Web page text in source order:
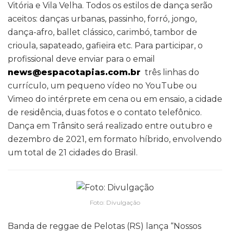
Vitória e Vila Velha. Todos os estilos de dança serão
aceitos: danças urbanas, passinho, forró, jongo,
dança-afro, ballet clássico, carimbó, tambor de
crioula, sapateado, gafieira etc. Para participar, o
profissional deve enviar para o email
news@espacotapias.com.br três linhas do
currículo, um pequeno vídeo no YouTube ou
Vimeo do intérprete em cena ou em ensaio, a cidade
de residência, duas fotos e o contato telefônico.
Dança em Trânsito será realizado entre outubro e
dezembro de 2021, em formato híbrido, envolvendo
um total de 21 cidades do Brasil.
Foto: Divulgação
Banda de reggae de Pelotas (RS) lança “Nossos